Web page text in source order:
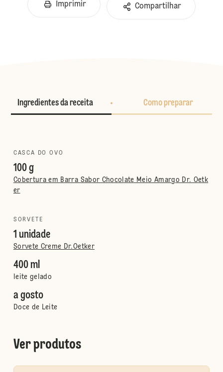
Imprimir Compartilhar
Ingredientes da receita Como preparar
CASCA DO OVO
100 g
Cobertura em Barra Sabor Chocolate Meio Amargo Dr. Oetk
er
SORVETE
1 unidade
Sorvete Creme Dr.Oetker
400 ml
leite gelado
a gosto
Doce de Leite
Ver produtos